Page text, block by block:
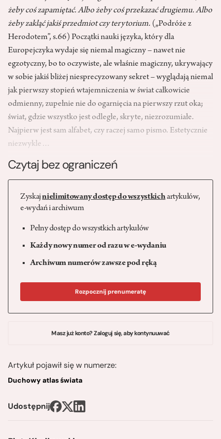
żeby coś zapamiętać. Albo żeby coś przekazać drugiemu. Albo
żeby zakląć jakiś przedmiot czy terytorium. („Podróże z
Herodotem”, s.66) Początki nauki języka, który dla
Europejczyka wydaje się niemal magiczny – nawet nie
egzotyczny, bo to oczywiste, ale właśnie magiczny, ukrywający
w sobie jakiś bliżej niesprecyzowany sekret – wyglądają niemal
jak pierwszy stopień wtajemniczenia w świat całkowicie
odmienny, zupełnie nie do ogarnięcia na pierwszy rzut oka;
świat, gdzie wszystko jest odległe, skryte, niezrozumiałe.
Najpierw jest sam alfabet, czy raczej samo pismo. Estetycznie
niezwykle…
Czytaj bez ograniczeń
Zyskajnielimitowany dostęp do wszystkichartykułów,
e-wydań i archiwum
Pełny dostęp do wszystkich artykułów
Każdy nowy numer od razu w e-wydaniu
Archiwum numerów zawsze pod ręką
Rozpocznij prenumeratę
Masz już konto? Zaloguj się, aby kontynuuwać
Artykuł pojawił się w numerze:
Duchowy atlas świata
Udostępnij